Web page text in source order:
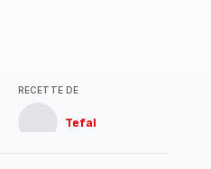
RECETTE DE
Tefal